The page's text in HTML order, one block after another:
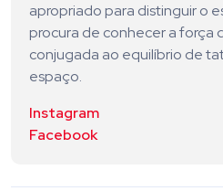
apropriado para distinguir o
procura de conhecer a força
conjugada ao equilíbrio de
espaço.
Instagram
Facebook